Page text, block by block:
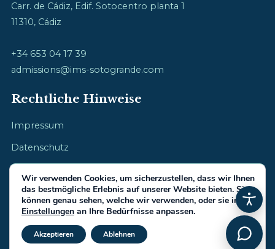
Carr. de Cádiz, Edif. Sotocentro planta 1
11310, Cádiz
+34 653 04 17 39
admissions@ims-sotogrande.com
Rechtliche Hinweise
Impressum
Datenschutz
Cookie-Richtlinie
© 2026 International Montessori School · Kindheit mit Herz
Gemacht vonIberiaIntel.com
Wir verwenden Cookies, um sicherzustellen, dass wir Ihnen
das bestmögliche Erlebnis auf unserer Website bieten. Sie
können genau sehen, welche wir verwenden, oder sie in den
Einstellungen an Ihre Bedürfnisse anpassen.
Akzeptieren Ablehnen GDPR Cookie-Banner